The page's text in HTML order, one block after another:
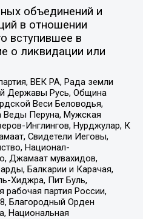
объединений и
в отношении
вступившее в
о ликвидации или
ВЕК РА, Рада земли
Державы Русь, Община
Веси Беловодья,
Перуна, Мужская
Инглингов, Нурджулар, К
Свидетели Иеговы,
Национал-
Джамаат мувахидов,
Балкарии и Карачая,
Хиджра, Пит Буль,
рабочая партия России,
Благородный Орден
Национальная